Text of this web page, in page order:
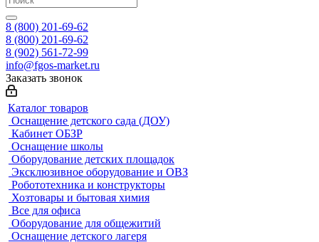
8 (800) 201-69-62
8 (800) 201-69-62
8 (902) 561-72-99
info@fgos-market.ru
Заказать звонок
Каталог товаров
Оснащение детского сада (ДОУ)
Кабинет ОБЗР
Оснащение школы
Оборудование детских площадок
Эксклюзивное оборудование и ОВЗ
Робототехника и конструкторы
Хозтовары и бытовая химия
Все для офиса
Оборудование для общежитий
Оснащение детского лагеря